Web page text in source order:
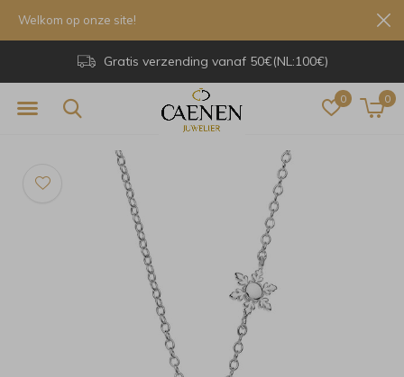
0 0
Gratis verzending vanaf 50€(NL:100€)
Welkom op onze site!